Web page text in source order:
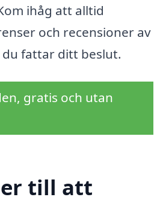
ihåg att alltid
och recensioner av
fattar ditt beslut.
gratis och utan
till att